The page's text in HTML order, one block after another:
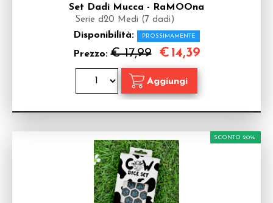
Set Dadi Mucca - RaMOOna
Serie d20 Medi (7 dadi)
Disponibilità: PROSSIMAMENTE
Prezzo:€ 17,99 €14,39
SCONTO 20%